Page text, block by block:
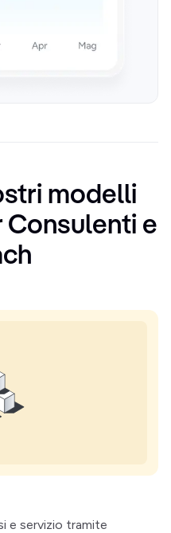
modelli
e
e servizio tramite